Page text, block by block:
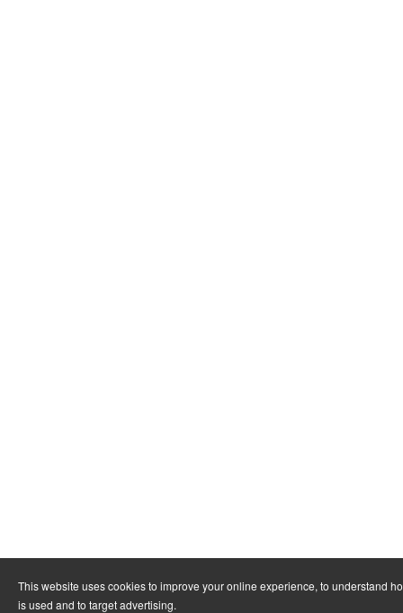
This website uses cookies to improve your online experience, to understand
is used and to target advertising.